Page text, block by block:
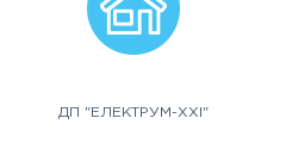
ДП "ЕЛЕКТРУМ-ХХІ"